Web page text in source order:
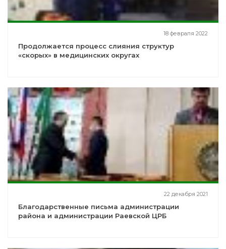
18 февраля 2022
Продолжается процесс слияния структур
«скорых» в медицинских округах
22 декабря 2021
Благодарственные письма администрации
района и администрации Раевской ЦРБ